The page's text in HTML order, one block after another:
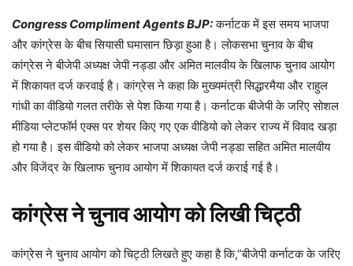
Congress Compliment Agents BJP:कर्नाटक में इस समय भाजपा
और कांग्रेस के बीच सियासी घमासान छिड़ा हुआ है। लोकसभा चुनाव के बीच
कांग्रेस ने बीजेपी अध्यक्ष जेपी नड्डा और अमित मालवीय के खिलाफ चुनाव आयोग
में शिकायत दर्ज करवाई है। कांग्रेस ने कहा कि मुख्यमंत्री सिद्धारमैया और राहुल
गांधी का वीडियो गलत तरीके से पेश किया गया है। कर्नाटक बीजेपी के जरिए सोशल
मीडिया प्लेटफॉर्म एक्स पर शेयर किए गए एक वीडियो को लेकर राज्य में विवाद खड़ा
हो गया है। इस वीडियो को लेकर भाजपा अध्यक्ष जेपी नड्डा सहित अमित मालवीय
और विजेंद्र के खिलाफ चुनाव आयोग में शिकायत दर्ज कराई गई है।
कांग्रेस ने चुनाव आयोग को लिखी चिट्ठी
कांग्रेस ने चुनाव आयोग को चिट्ठी लिखते हुए कहा है कि,”बीजेपी कर्नाटक के जरिए